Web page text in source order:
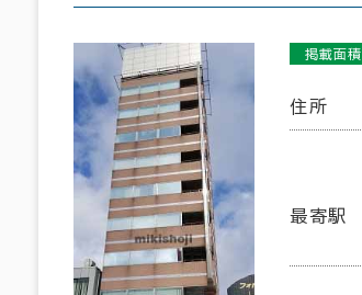
掲載面積
住所
最寄駅
100室
この条件で検索する
20年以内 30年以内